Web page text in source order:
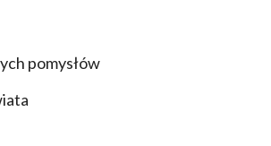
pomysłów